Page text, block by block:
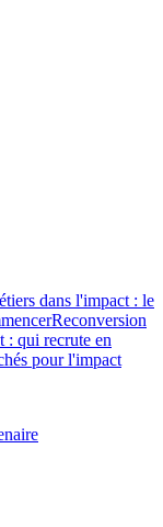
dans l'impact : le
Reconversion
: qui recrute en
pour l'impact